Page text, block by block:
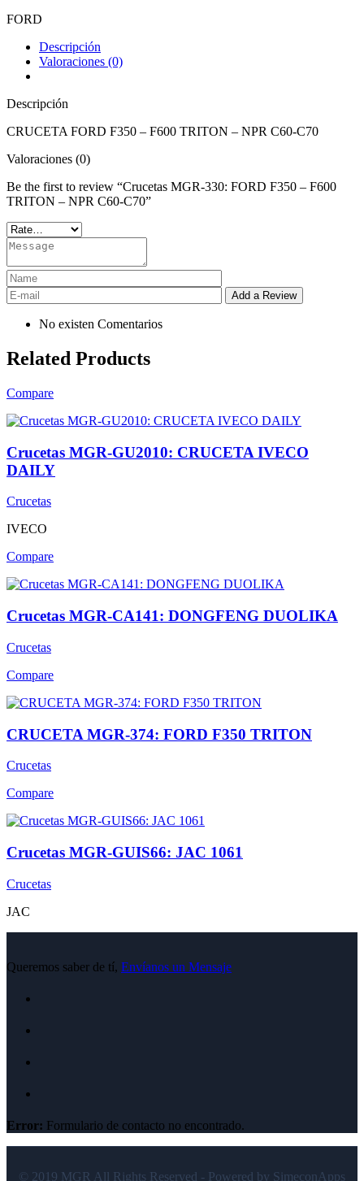
FORD
Descripción
Valoraciones (0)
Descripción
CRUCETA FORD F350 – F600 TRITON – NPR C60-C70
Valoraciones (0)
Be the first to review “Crucetas MGR-330: FORD F350 – F600
TRITON – NPR C60-C70”
No existen Comentarios
Related Products
Compare
Crucetas MGR-GU2010: CRUCETA IVECO
DAILY
Crucetas
IVECO
Compare
Crucetas MGR-CA141: DONGFENG DUOLIKA
Crucetas
Compare
CRUCETA MGR-374: FORD F350 TRITON
Crucetas
Compare
Crucetas MGR-GUIS66: JAC 1061
Crucetas
JAC
Queremos saber de tí, Envíanos un Mensaje
Error: Formulario de contacto no encontrado.
© 2019 MGR All Rights Reserved - Powered by SimeconApps